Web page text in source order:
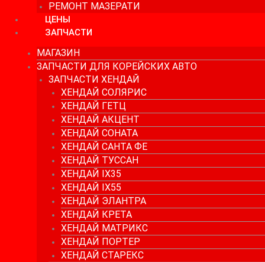
РЕМОНТ МАЗЕРАТИ
ЦЕНЫ
ЗАПЧАСТИ
МАГАЗИН
ЗАПЧАСТИ ДЛЯ КОРЕЙСКИХ АВТО
ЗАПЧАСТИ ХЕНДАЙ
ХЕНДАЙ СОЛЯРИС
ХЕНДАЙ ГЕТЦ
ХЕНДАЙ АКЦЕНТ
ХЕНДАЙ СОНАТА
ХЕНДАЙ САНТА ФЕ
ХЕНДАЙ ТУССАН
ХЕНДАЙ IX35
ХЕНДАЙ IX55
ХЕНДАЙ ЭЛАНТРА
ХЕНДАЙ КРЕТА
ХЕНДАЙ МАТРИКС
ХЕНДАЙ ПОРТЕР
ХЕНДАЙ СТАРЕКС